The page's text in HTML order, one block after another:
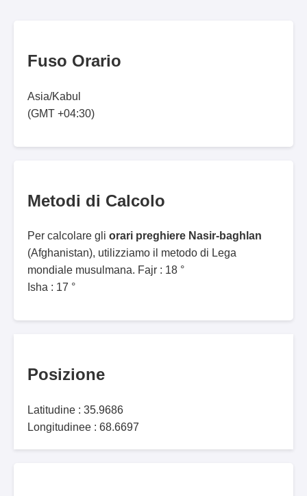
Fuso Orario
Asia/Kabul
(GMT +04:30)
Metodi di Calcolo
Per calcolare gli orari preghiere Nasir-baghlan
(Afghanistan), utilizziamo il metodo di Lega
mondiale musulmana. Fajr : 18 °
Isha : 17 °
Posizione
Latitudine : 35.9686
Longitudinee : 68.6697